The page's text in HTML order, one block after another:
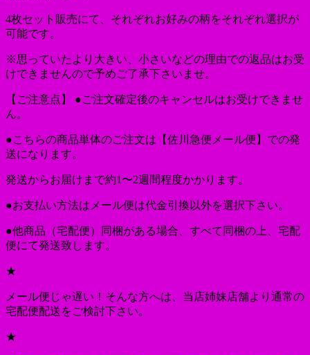
4枚セット販売にて、それぞれお好みの柄をそれぞれ選択が
可能です。
※思っていたより大きい、小さいなどの理由での返品はお受
けできませんので予めご了承下さいませ。
【ご注意点】 ●ご注文確定後のキャンセルはお受けできませ
ん。
●こちらの商品単体のご注文は【佐川急便メール便】での発
送になります。
発送からお届けまで約1〜2週間程度かかります。
●お支払い方法はメール便は代金引換以外を選択下さい。
●他商品（宅配便）同梱がある場合、すべて同梱の上、宅配
便にて発送致します。
★
メール便じゃ遅い！そんな方へは、当店姉妹店舗より通常の
宅配便配送をご検討下さい。
★